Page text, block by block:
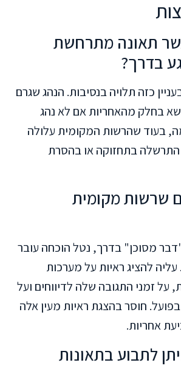
תאונה מתרחשת
בדרך?
כזה תלויה בנסיבות. הנהג שגרם
בחלק מהאחריות אם לא נהג
בעוד שהרשות המקומית עלולה
בתחזוקה או בהסרת
שרשות מקומית
מסוכן" בדרך, נטל הוכחה עובר
להציג ראיות על מערכות
על זמני התגובה שלה לדיווחים ועל
חוסר בהצגת ראיות מעין אלה
אחריות.
לתבוע בתאונות